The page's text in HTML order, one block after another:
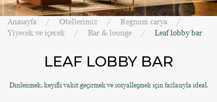
Anasayfa Otellerimiz
Regnum carya
Yiyecek ve içecek
Bar & lounge Leaf lobby bar
LEAF LOBBY BAR
Dinlenmek, keyifli vakit geçirmek ve sosyalleşmek için fazlasıyla ideal.